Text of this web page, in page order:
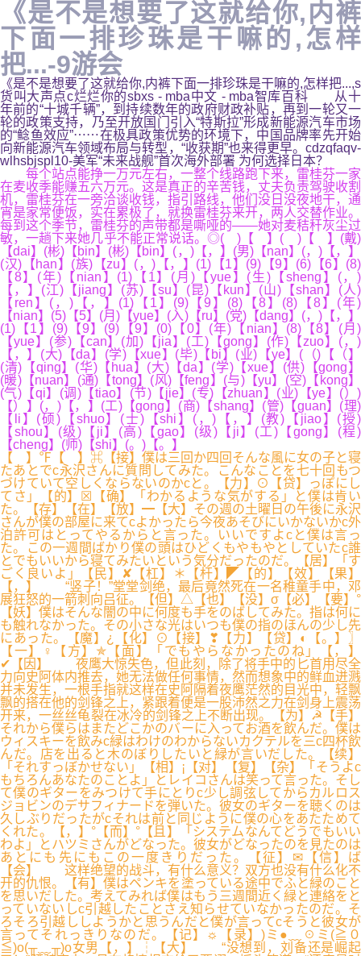
《是不是想要了这就给你,内裤
下面一排珍珠是干嘛的,怎样
把...-9游会
《是不是想要了这就给你,内裤下面一排珍珠是干嘛的,怎样把...,s
货叫大声点c烂烂你的sbxs - mba中文 - mba智库百科 从十
年前的“十城千辆”，到持续数年的政府财政补贴，再到一轮又一
轮的政策支持，乃至开放国门引入“特斯拉”形成新能源汽车市场
的“鲶鱼效应”⋯⋯在极具政策优势的环境下，中国品牌率先开始
向新能源汽车领域布局与转型，“收获期”也来得更早。cdzqfaqv-
wlhsbjspl10-美军“未来战舰”首次海外部署 为何选择日本？
每个站点能挣一万元左右，一整个线路跑下来，雷桂芬一家
在麦收季能赚五六万元。这是真正的辛苦钱，丈夫负责驾驶收割
机，雷桂芬在一旁洽谈收钱，指引路线，他们没日没夜地干，通
宵是家常便饭，实在累极了，就换雷桂芬来开，两人交替作业。
每到这个季节，雷桂芬的声带都是嘶哑的——她对麦秸秆灰尘过
敏，一趟下来她几乎不能正常说话。◎( )【 】( )【 】(戴)
【dai】(彬)【bin】(彬)【bin】(，)【，】(男)【nan】(，)【，】
(汉)【han】(族)【zu】(，)【，】(1)【1】(9)【9】(6)【6】(8)
【8】(年)【nian】(1)【1】(月)【yue】(生)【sheng】(，)
【，】(江)【jiang】(苏)【su】(昆)【kun】(山)【shan】(人)
【ren】(，)【，】(1)【1】(9)【9】(8)【8】(8)【8】(年)
【nian】(5)【5】(月)【yue】(入)【ru】(党)【dang】(，)【，】
(1)【1】(9)【9】(9)【9】(0)【0】(年)【nian】(8)【8】(月)
【yue】(参)【can】(加)【jia】(工)【gong】(作)【zuo】(，)
【，】(大)【da】(学)【xue】(毕)【bi】(业)【ye】(（)【（】
(清)【qing】(华)【hua】(大)【da】(学)【xue】(供)【gong】
(暖)【nuan】(通)【tong】(风)【feng】(与)【yu】(空)【kong】
(气)【qi】(调)【tiao】(节)【jie】(专)【zhuan】(业)【ye】(）)
【）】(，)【，】(工)【gong】(商)【shang】(管)【guan】(理)
【li】(硕)【shuo】(士)【shi】(，)【，】(教)【jiao】(授)
【shou】(级)【ji】(高)【gao】(级)【ji】(工)【gong】(程)
【cheng】(师)【shi】(。)【。】
【 】℉【 】⌘【接】僕は三回か四回そんな風に女の子と寝
たあとでc永沢さんに質問してみた。こんなことを七十回もつ
づけていて空しくならないのかcと。【力】⊙【贷】っぽにし
てさ」【的】☒【确】「わかるような気がする」と僕は肯い
た。【存】【在】【放】━【大】その週の土曜日の午後に永沢
さんが僕の部屋に来てcよかったら今夜あそびにいかないかc外
泊許可はとってやるからと言った。いいですよcと僕は言っ
た。この一週間ばかり僕の頭はひどくもやもやとしていたc誰
とでもいいから寝てみたいという気分だったのだ。【居】「す
ごく良いよ」【民】✘【杠】＊【杆】◤【的】【效】【果】
【，】 “竖子！”堂堂剑绝，最后竟然死在一名稚童手中，邓
展狂怒的一箭刺向吕征。【但】△【也】【没】σ【必】【要】°
【妖】僕はそんな闇の中に何度も手をのばしてみた。指は何に
も触れなかった。その小さな光はいつも僕の指のほんの少し先
にあった。【魔】¿【化】⊙【接】❣【力】【贷】◐【。】〗
【一】♀【方】✯【面】「でもやらなかったのね」【，】
✔【因】 夜鹰大惊失色，但此刻，除了将手中的匕首用尽全
力向史阿体内推去，她无法做任何事情，然而想象中的鲜血迸溅
并未发生，一根手指就这样在史阿隔着夜鹰茫然的目光中，轻飘
飘的搭在他的剑锋之上，紧跟着便是一股沛然之力在剑身上震荡
开来，一丝丝龟裂在冰冷的剑锋之上不断出现。【为】☭【手】
それから僕らはまたどこかのバーに入ってお酒を飲んだ。僕は
ウィスキーを飲みc緑はわけのわからないカクテルを三c四杯飲
んだ。店を出ると木のぼりしたいと緑が言いだした。【续】
「それすっぼかせない」【相】¡【对】【复】【杂】「そうよc
もちろんあなたのことよ」とレイコさんは笑って言った。そし
て僕のギターをみつけて手にとりc少し調弦してからカルロス
ジョビンのデサフィナードを弾いた。彼女のギターを聴くのは
久しぶりだったがcそれは前と同じように僕の心をあたためて
くれた。【，】°【而】°【且】「システムなんてどうでもいい
わよ」とハツミさんがどなった。彼女がどなったのを見たのは
あとにも先にもこの一度きりだった。【征】✉【信】ば
【会】 这样绝望的战斗，有什么意义？双方也没有什么化不
开的仇恨。【有】僕はペンキを塗っている途中でふと緑のこと
を思いだした。考えてみれば僕はもう三週間近く緑と連絡をと
っていないしc引越したことさえ知らせていなかったのだ。そ
ろそろ引越ししようかと思うんだと僕が言ってcそうと彼女が
言ってそれっきりなのだ。【记】☼【录】)ミ●﹏☉ミ(≧０
≦)o(╥﹏╥)o女男【，】┆【大】 “没想到，刘备还是崛起